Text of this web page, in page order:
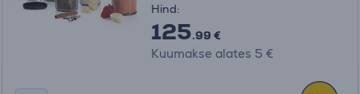
Hind:
125.99 €
Kuumakse alates 5 €